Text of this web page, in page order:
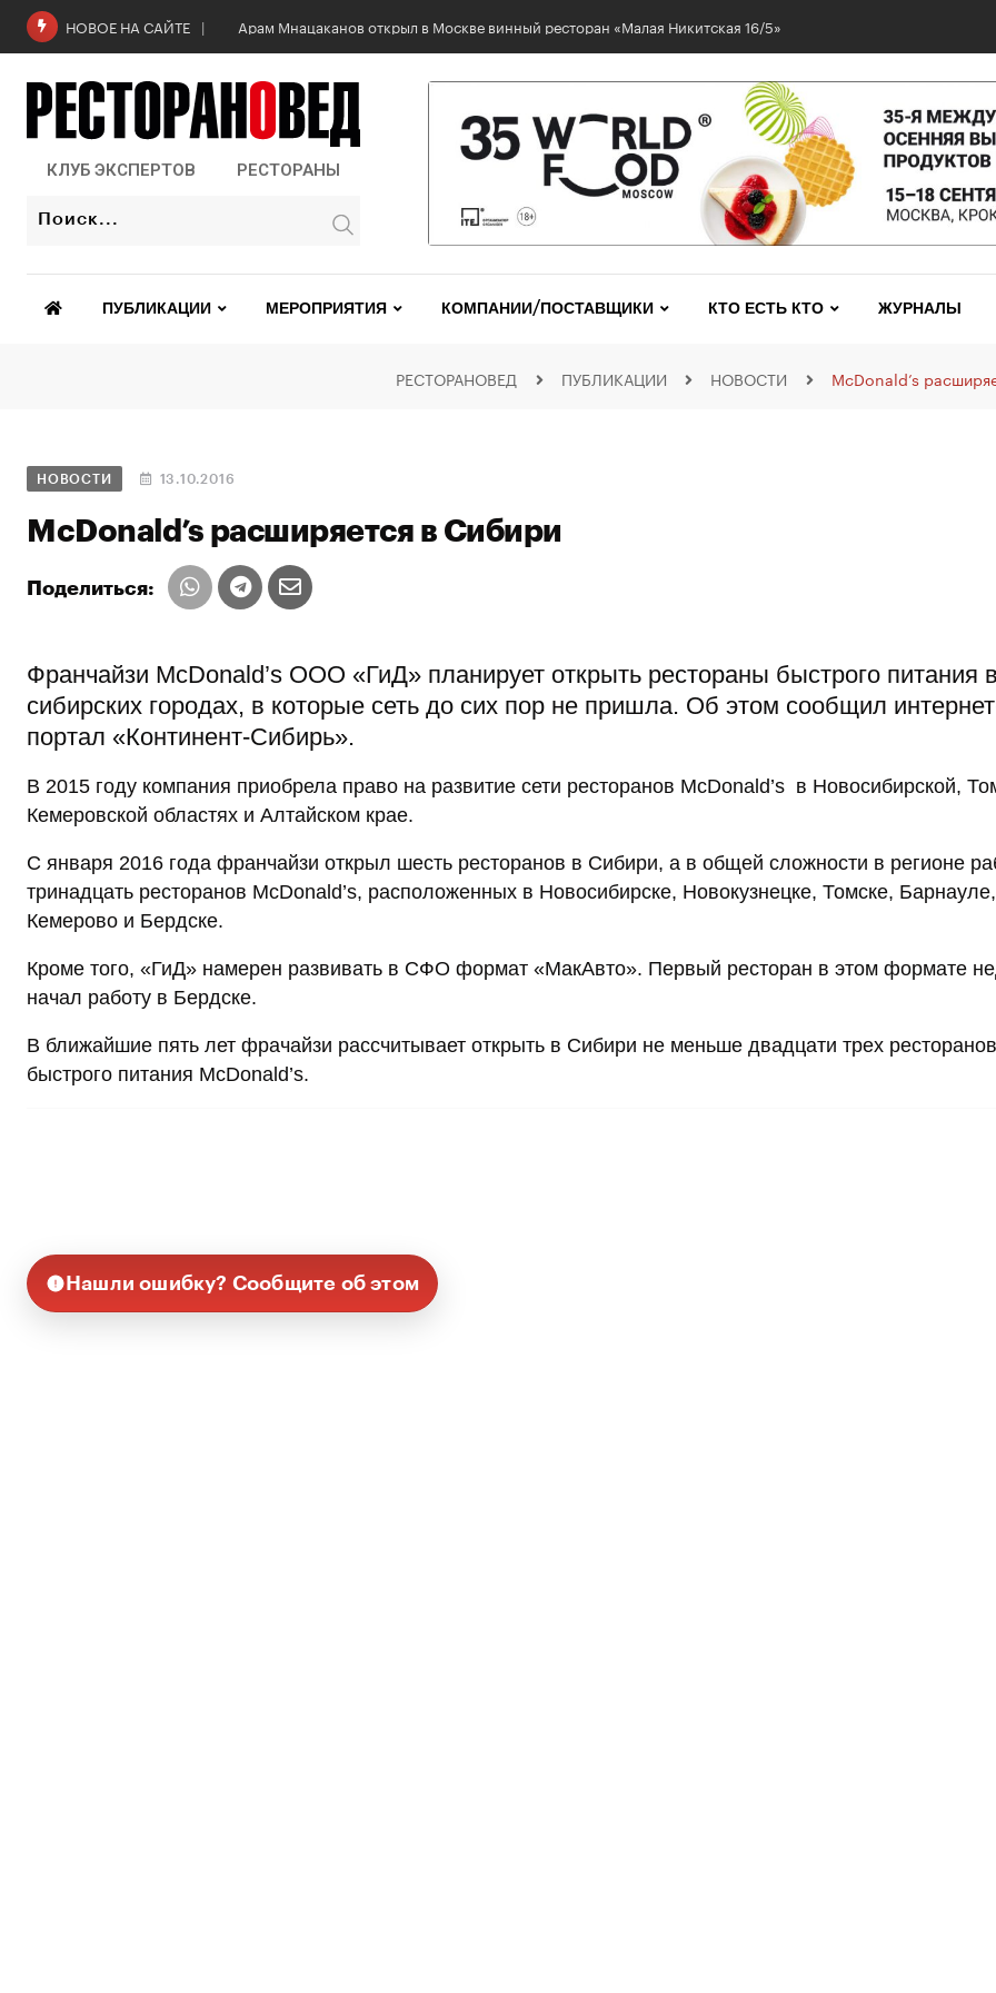
НОВОЕ НА САЙТЕ Арам Мнацаканов открыл в Москве винный ресторан «Малая Никитская 16/5»
КЛУБ ЭКСПЕРТОВ РЕСТОРАНЫ
ПУБЛИКАЦИИ МЕРОПРИЯТИЯ КОМПАНИИ/ПОСТАВЩИКИ КТО ЕСТЬ КТО ЖУРНАЛЫ
РЕСТОРАНОВЕД ПУБЛИКАЦИИ НОВОСТИ McDonald’s
НОВОСТИ 13.10.2016
McDonald’s расширяется в Сибири
Поделиться:
Франчайзи McDonald’s ООО «ГиД» планирует открыть рестораны быстрого питания
сибирских городах, в которые сеть до сих пор не пришла. Об этом сообщил
портал «Континент-Сибирь».
В 2015 году компания приобрела право на развитие сети ресторанов McDonald’s в Новосибирской,
Кемеровской областях и Алтайском крае.
С января 2016 года франчайзи открыл шесть ресторанов в Сибири, а в общей сложности в регионе
тринадцать ресторанов McDonald’s, расположенных в Новосибирске, Новокузнецке, Томске, Барнауле,
Кемерово и Бердске.
Кроме того, «ГиД» намерен развивать в СФО формат «МакАвто». Первый ресторан в этом формате
начал работу в Бердске.
В ближайшие пять лет фрачайзи рассчитывает открыть в Сибири не меньше двадцати трех ресторанов
быстрого питания McDonald’s.
Нашли ошибку? Сообщите об этом